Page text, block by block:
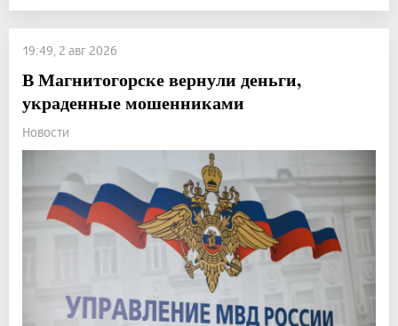
19:49, 2 авг 2026
В Магнитогорске вернули деньги,
украденные мошенниками
Новости